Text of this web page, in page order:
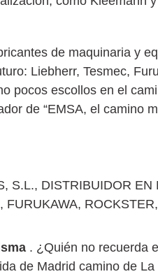
de maquinaria y
Liebherr, Tesmec,
pocos escollos en el
de “EMSA, el camino
S.L., DISTRIBUIDOR
. ¿Quién no recuerda
de Madrid camino de